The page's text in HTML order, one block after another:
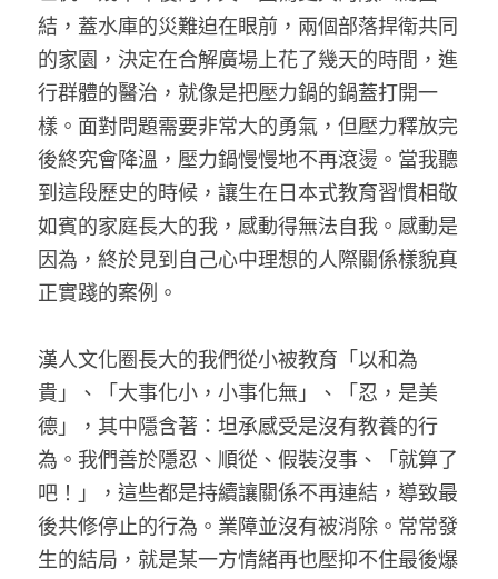
結，蓋水庫的災難迫在眼前，兩個部落捍衛共同
的家園，決定在合解廣場上花了幾天的時間，進
行群體的醫治，就像是把壓力鍋的鍋蓋打開一
樣。面對問題需要非常大的勇氣，但壓力釋放完
後終究會降溫，壓力鍋慢慢地不再滾燙。當我聽
到這段歷史的時候，讓生在日本式教育習慣相敬
如賓的家庭長大的我，感動得無法自我。感動是
因為，終於見到自己心中理想的人際關係樣貌真
正實踐的案例。
漢人文化圈長大的我們從小被教育「以和為
貴」、「大事化小，小事化無」、「忍，是美
德」，其中隱含著：坦承感受是沒有教養的行
為。我們善於隱忍、順從、假裝沒事、「就算了
吧！」，這些都是持續讓關係不再連結，導致最
後共修停止的行為。業障並沒有被消除。常常發
生的結局，就是某一方情緒再也壓抑不住最後爆